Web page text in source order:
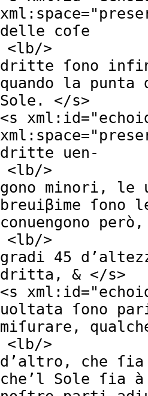
xml:space="
delle coſe
<lb/>
dritte ſono
quando la
Sole. </s>
<s xml:id="
xml:space="
dritte uen-
<lb/>
gono minori, le
breuiβime
conuengono
<lb/>
gradi 45
dritta, & </s>
<s xml:id="
uoltata ſono
miſurare,
<lb/>
d’altro, che
che’l Sole ſia